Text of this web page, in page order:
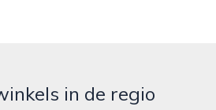
in de regio